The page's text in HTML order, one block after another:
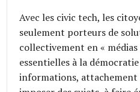
Avec les civic tech, les
seulement porteurs de
collectivement en «
essentielles à la
informations, attachement